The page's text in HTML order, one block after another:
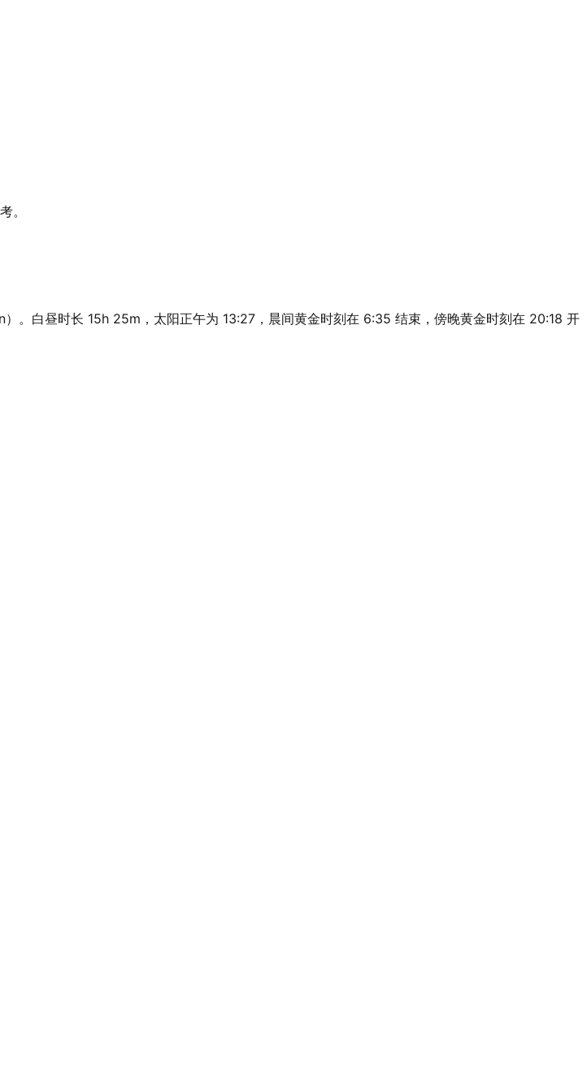
。
白昼时长 15h 25m，太阳正午为 13:27，晨间黄金时刻在 6:35 结束，傍晚黄金时刻在 20:18 开